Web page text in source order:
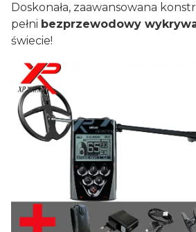
Doskonała, zaawansowana
pełni bezprzewodowy
świecie!